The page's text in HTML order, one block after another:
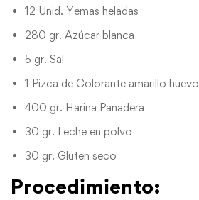
12 Unid. Yemas heladas
280 gr. Azúcar blanca
5 gr. Sal
1 Pizca de Colorante amarillo huevo
400 gr. Harina Panadera
30 gr. Leche en polvo
30 gr. Gluten seco
Procedimiento: